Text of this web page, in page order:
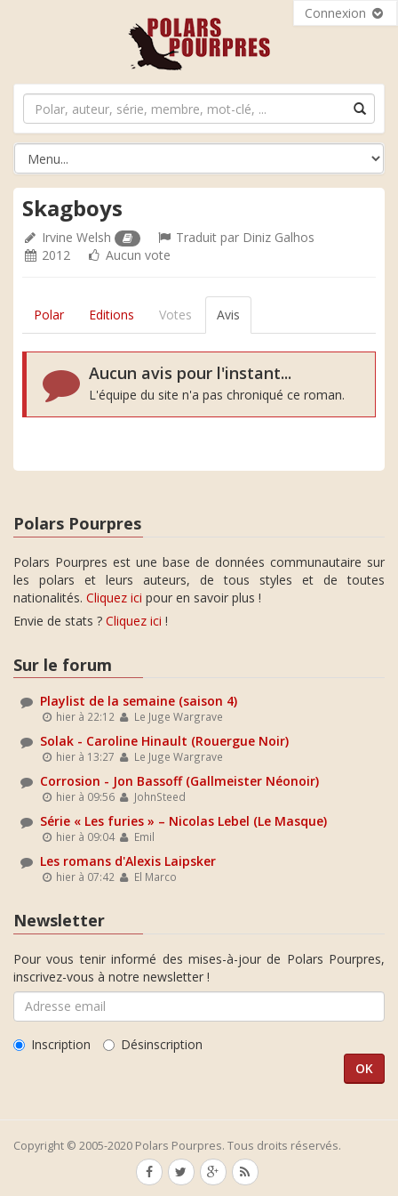
Connexion
Skagboys
Irvine Welsh Traduit par Diniz Galhos
2012
Aucun vote
Polar Editions Votes Avis
Aucun avis pour l'instant...
L'équipe du site n'a pas chroniqué ce roman.
Polars Pourpres
Polars Pourpres est une base de données communautaire sur
les polars et leurs auteurs, de tous styles et de toutes
nationalités. Cliquez ici pour en savoir plus !
Envie de stats ? Cliquez ici !
Sur le forum
Playlist de la semaine (saison 4)
hier à 22:12 Le Juge Wargrave
Solak - Caroline Hinault (Rouergue Noir)
hier à 13:27 Le Juge Wargrave
Corrosion - Jon Bassoff (Gallmeister Néonoir)
hier à 09:56 JohnSteed
Série « Les furies » – Nicolas Lebel (Le Masque)
hier à 09:04 Emil
Les romans d'Alexis Laipsker
hier à 07:42 El Marco
Newsletter
Pour vous tenir informé des mises-à-jour de Polars Pourpres,
inscrivez-vous à notre newsletter !
Inscription Désinscription
Copyright © 2005-2020 Polars Pourpres. Tous droits réservés.